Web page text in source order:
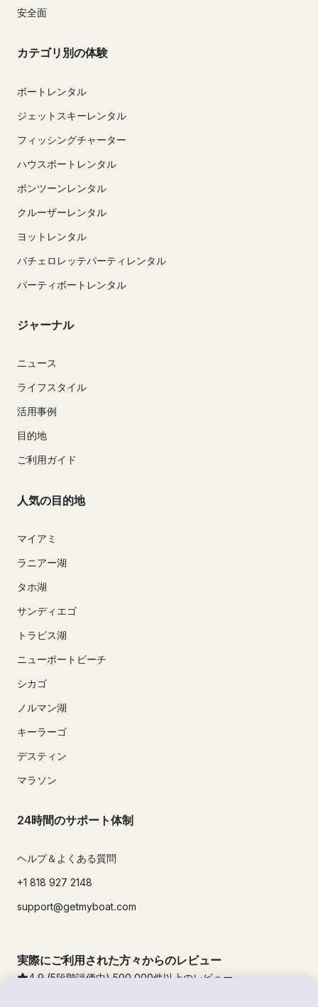
安全面
カテゴリ別の体験
ボートレンタル
ジェットスキーレンタル
フィッシングチャーター
ハウスボートレンタル
ポンツーンレンタル
クルーザーレンタル
ヨットレンタル
バチェロレッテパーティレンタル
パーティボートレンタル
ジャーナル
ニュース
ライフスタイル
活用事例
目的地
ご利用ガイド
人気の目的地
マイアミ
ラニアー湖
タホ湖
サンディエゴ
トラビス湖
ニューポートビーチ
シカゴ
ノルマン湖
キーラーゴ
デスティン
マラソン
24時間のサポート体制
ヘルプ＆よくある質問
+1 818 927 2148
support@getmyboat.com
実際にご利用された方々からのレビュー
4.9 (5段階評価中) 500,000件以上のレビュー